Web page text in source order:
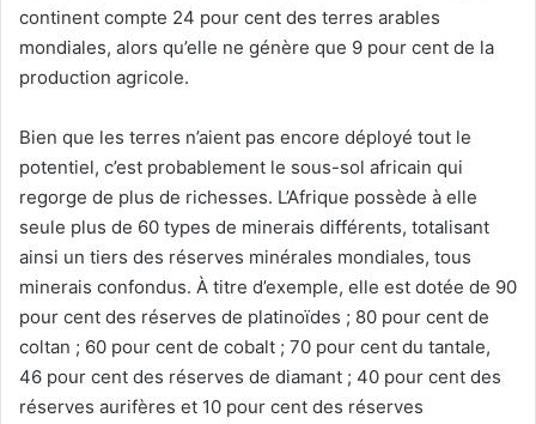
continent compte 24 pour cent des terres arables
mondiales, alors qu’elle ne génère que 9 pour cent de la
production agricole.
Bien que les terres n’aient pas encore déployé tout le
potentiel, c’est probablement le sous-sol africain qui
regorge de plus de richesses. L’Afrique possède à elle
seule plus de 60 types de minerais différents, totalisant
ainsi un tiers des réserves minérales mondiales, tous
minerais confondus. À titre d’exemple, elle est dotée de 90
pour cent des réserves de platinoïdes ; 80 pour cent de
coltan ; 60 pour cent de cobalt ; 70 pour cent du tantale,
46 pour cent des réserves de diamant ; 40 pour cent des
réserves aurifères et 10 pour cent des réserves